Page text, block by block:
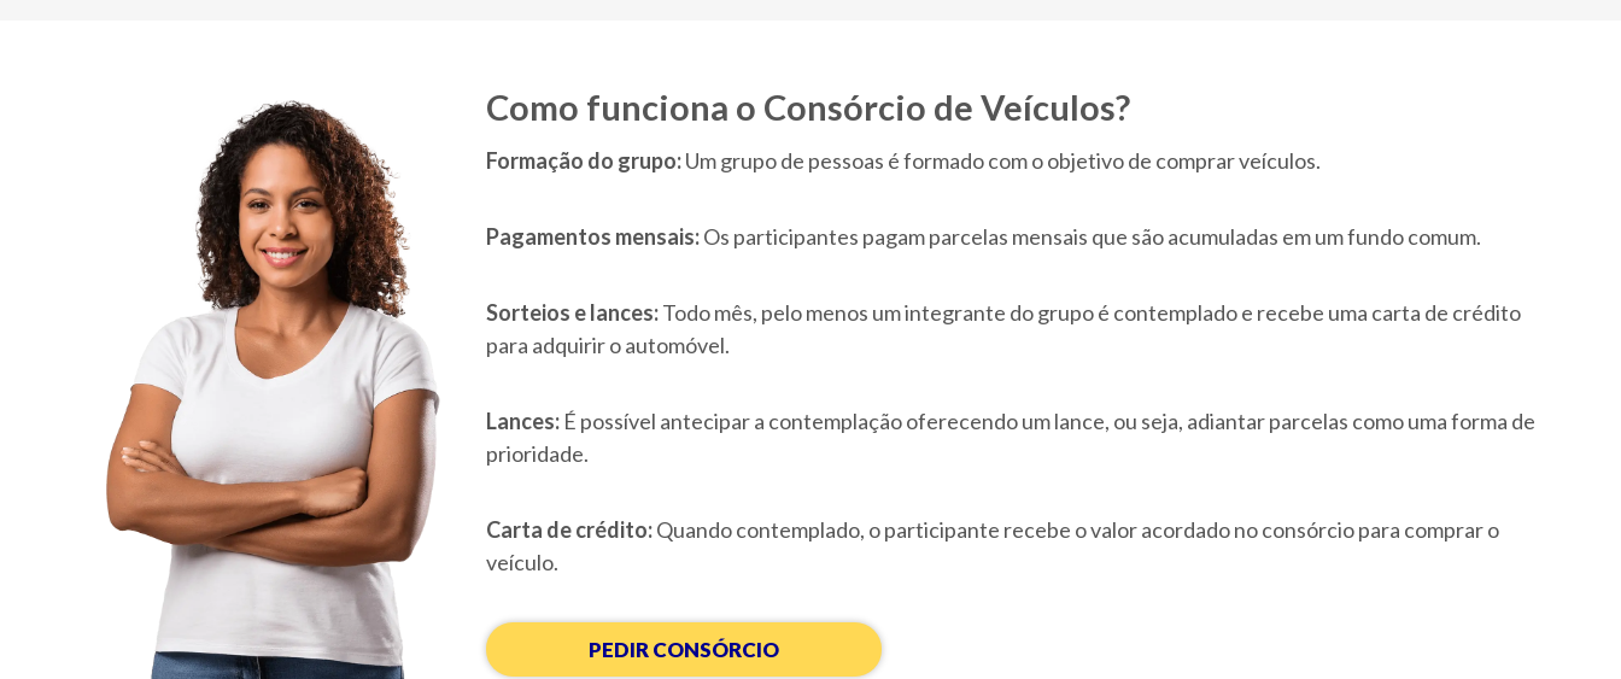
Como funciona o Consórcio de Veículos?
Formação do grupo:Um grupo de pessoas é formado com o objetivo de comprar veículos.
Pagamentos mensais:Os participantes pagam parcelas mensais que são acumuladas em um fundo comum.
Sorteios e lances:Todo mês, pelo menos um integrante do grupo é contemplado e recebe uma carta de crédito
para adquirir o automóvel.
Lances: É possível antecipar a contemplação oferecendo um lance, ou seja, adiantar parcelas como uma forma de
prioridade.
Carta de crédito:Quando contemplado, o participante recebe o valor acordado no consórcio para comprar o
veículo.
PEDIR CONSÓRCIO